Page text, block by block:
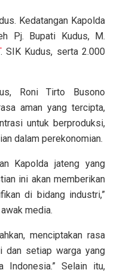
Kedatangan Kapolda
Pj. Bupati Kudus, M.
. SIK Kudus, serta 2.000
Roni Tirto Busono
aman yang tercipta,
untuk berproduksi,
dalam perekonomian.
Kapolda jateng yang
ini akan memberikan
di bidang industri,”
media.
menciptakan rasa
dan setiap warga yang
Indonesia.” Selain itu,